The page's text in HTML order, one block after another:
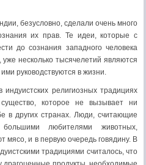
безусловно, сделали очень много
их прав. Те идеи, которые с
до сознания западного человека
несколько тысячелетий являются
руководствуются в жизни.
религиозных традициях
которое не вызывает ни
в других странах. Люди, считающие
любителями животных,
мясо, и в первую очередь говядину. В
традициями считалось, что